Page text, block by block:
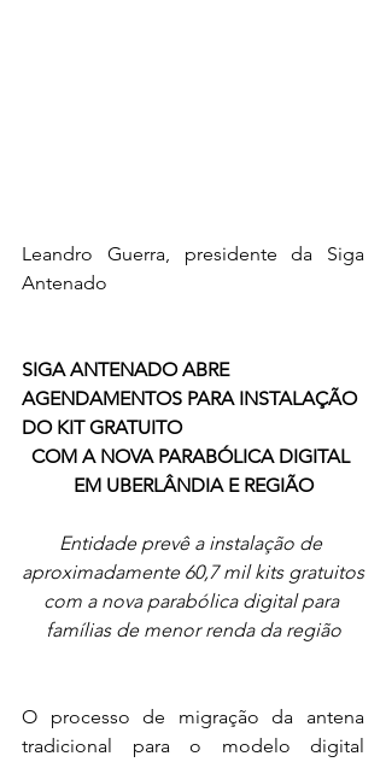
Leandro Guerra, presidente da Siga
Antenado
SIGA ANTENADO ABRE
AGENDAMENTOS PARA INSTALAÇÃO
DO KIT GRATUITO
COM A NOVA PARABÓLICA DIGITAL
EM UBERLÂNDIA E REGIÃO
Entidade prevê a instalação de
aproximadamente 60,7 mil kits gratuitos
com a nova parabólica digital para
famílias de menor renda da região
O processo de migração da antena
tradicional para o modelo digital